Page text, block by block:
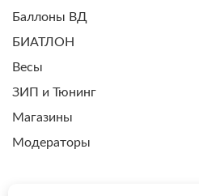
Баллоны ВД
БИАТЛОН
Весы
ЗИП и Тюнинг
Магазины
Модераторы